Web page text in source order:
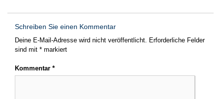
Schreiben Sie einen Kommentar
Deine E-Mail-Adresse wird nicht veröffentlicht. Erforderliche Felder
sind mit * markiert
Kommentar *